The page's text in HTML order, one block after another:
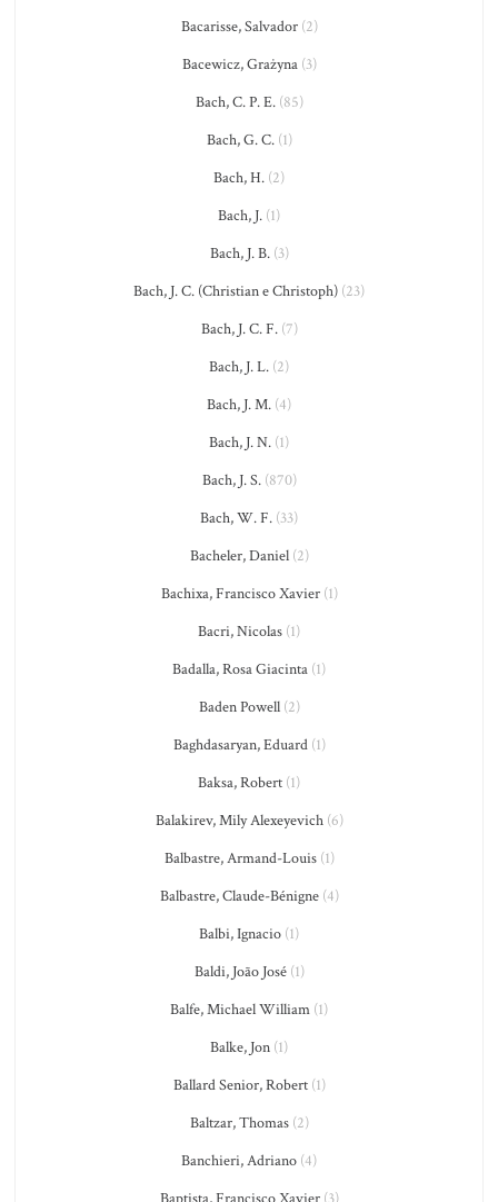
Bacarisse, Salvador(2)
Bacewicz, Grażyna(3)
Bach, C. P. E.(85)
Bach, G. C.(1)
Bach, H. (2)
Bach, J. (1)
Bach, J. B.(3)
Bach, J. C. (Christian e Christoph) (23)
Bach, J. C. F.(7)
Bach, J. L. (2)
Bach, J. M. (4)
Bach, J. N. (1)
Bach, J. S.(870)
Bach, W. F. (33)
Bacheler, Daniel(2)
Bachixa, Francisco Xavier(1)
Bacri, Nicolas (1)
Badalla, Rosa Giacinta (1)
Baden Powell(2)
Baghdasaryan, Eduard(1)
Baksa, Robert (1)
Balakirev, Mily Alexeyevich(6)
Balbastre, Armand-Louis(1)
Balbastre, Claude-Bénigne(4)
Balbi, Ignacio (1)
Baldi, João José(1)
Balfe, Michael William (1)
Balke, Jon (1)
Ballard Senior, Robert(1)
Baltzar, Thomas(2)
Banchieri, Adriano (4)